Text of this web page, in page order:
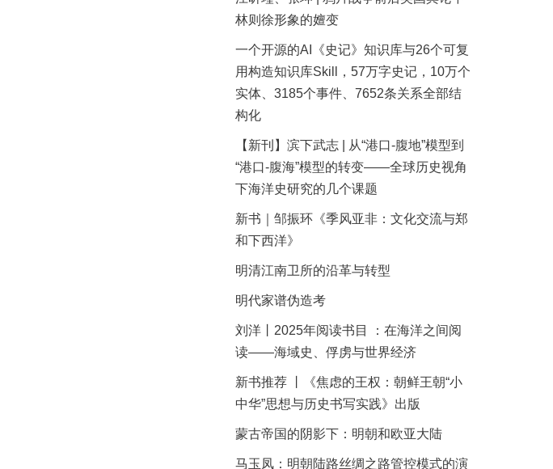
林则徐形象的嬗变
一个开源的AI《史记》知识库与26个可复
用构造知识库Skill，57万字史记，10万个
实体、3185个事件、7652条关系全部结
构化
【新刊】滨下武志 | 从“港口-腹地”模型到
“港口-腹海”模型的转变——全球历史视角
下海洋史研究的几个课题
新书｜邹振环《季风亚非：文化交流与郑
和下西洋》
明清江南卫所的沿革与转型
明代家谱伪造考
刘洋丨2025年阅读书目 ：在海洋之间阅
读——海域史、俘虏与世界经济
新书推荐 丨《焦虑的王权：朝鲜王朝“小
中华”思想与历史书写实践》出版
蒙古帝国的阴影下：明朝和欧亚大陆
马玉凤：明朝陆路丝绸之路管控模式的演